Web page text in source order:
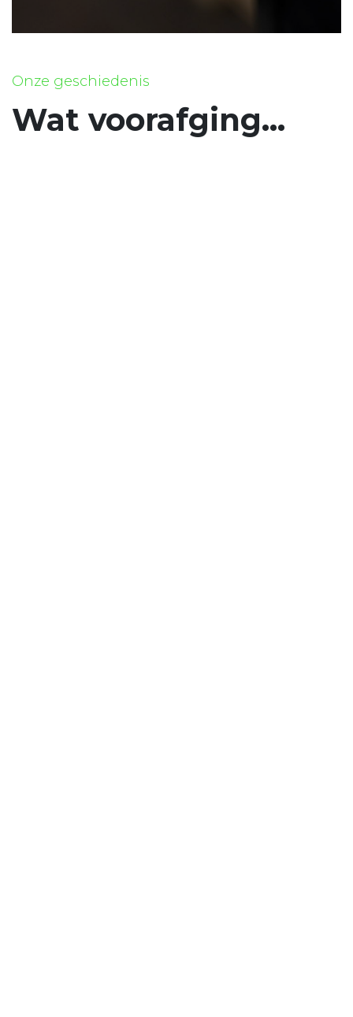
Onze geschiedenis
Wat voorafging...